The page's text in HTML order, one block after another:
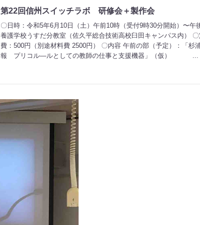
第22回信州スイッチラボ 研修会＋製作会
〇日時：令和5年6月10日（土）午前10時（受付9時30分開始）〜午
養護学校うすだ分教室（佐久平総合技術高校臼田キャンパス内）
費：500円（別途材料費 2500円） 〇内容 午前の部（予定）：「杉
報 プリコル―ルとしての教師の仕事と支援機器」（仮） ...